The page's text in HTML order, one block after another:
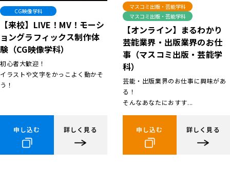
CG映像学科
【来校】LIVE！MV！モーシ
ョングラフィックス制作体
験（CG映像学科）
初心者大歓迎！
イラストや文字をかっこよく動かそ
う！
申し込む 詳しく見る
マスコミ出版・芸能学科
マスコミ出版・芸能学科
【オンライン】まるわかり
芸能業界・出版業界のお仕
事（マスコミ出版・芸能学
科）
芸能・出版業界のお仕事に興味があ
る！
そんなあなたにおすす...
申し込む 詳しく見る